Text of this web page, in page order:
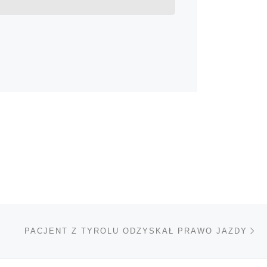
PACJENT Z TYROLU ODZYSKAŁ PRAWO JAZDY